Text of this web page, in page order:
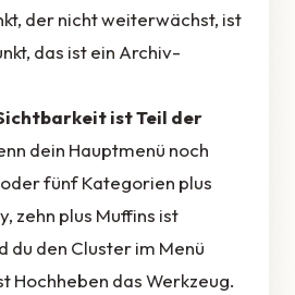
der nicht weiterwächst, ist
das ist ein Archiv-
ist Teil der
dein Hauptmenü noch
fünf Kategorien plus
zehn plus Muffins ist
du den Cluster im Menü
Hochheben das Werkzeug.